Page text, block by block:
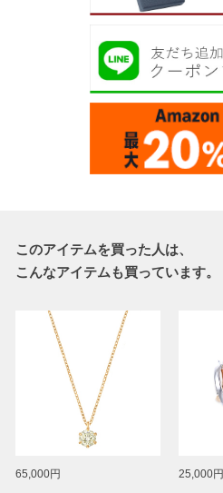
このアイテムを買った人は、
こんなアイテムも買っています。
65,000円 25,000円